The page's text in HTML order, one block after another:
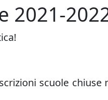
2021-
scuole chiuse